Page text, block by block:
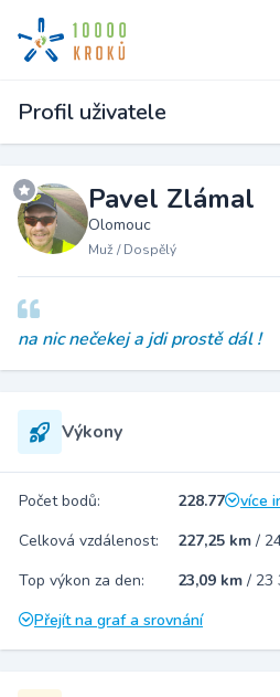
Profil uživatele
Pavel Zlámal
Olomouc
Muž / Dospělý
na nic nečekej a jdi prostě dál !
Výkony
Počet bodů: 228.77
více
Celková vzdálenost:
227,25 km /
Top výkon za den:
23,09 km / 23
Přejít na graf a srovnání